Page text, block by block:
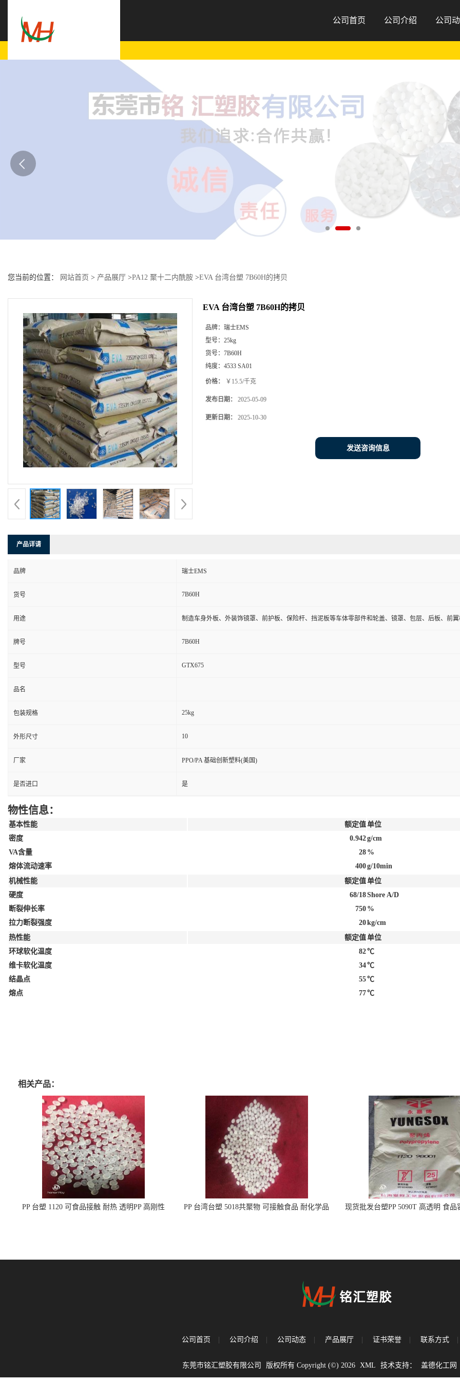
公司首页 公司介绍 公司
您当前的位置： 网站首页 > 产品展厅 >PA12 聚十二内酰胺 >EVA 台湾台塑 7B60H的拷贝
EVA 台湾台塑 7B60H的拷贝
品牌： 瑞士EMS
型号： 25kg
货号： 7B60H
纯度： 4533 SA01
价格： ￥15.5/千克
发布日期： 2025-05-09
更新日期： 2025-10-30
发送咨询信息
产品详请
品牌 瑞士EMS
货号 7B60H
用途 制造车身外板、外装饰镜罩、前护板、保险杆、挡泥板等车体零部件和轮盖、镜罩、包层、后板、前
牌号 7B60H
型号 GTX675
品名
包装规格 25kg
外形尺寸 10
厂家 PPO/PA 基础创新塑料(美国)
是否进口 是
物性信息：
基本性能 额定值单位
密度
0.942g/cm
VA含量
28 %
熔体流动速率
400g/10min
机械性能
额定值单位
硬度
68/18Shore A/D
断裂伸长率
750 %
拉力断裂强度
20kg/cm
热性能
额定值单位
环球软化温度
82℃
维卡软化温度
34℃
结晶点
55℃
熔点
77℃
相关产品：
PP 台塑 1120 可食品接触 耐热 透明PP 高刚性
PP 台湾台塑 5018共聚物 可接触食品 耐化学品
现货批发台塑PP 5090T 高透明 食品
公司首页 公司介绍 公司动态 产品展厅 证书荣誉 联系方式
东莞市铭汇塑胶有限公司 版权所有 Copyright (©) 2026 XML 技术支持： 盖德化工网